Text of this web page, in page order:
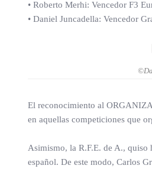
• Roberto Merhi: Vencedor F3
• Daniel Juncadella: Vencedor
El reconocimiento al
en aquellas competiciones que
Asimismo, la R.F.E. de A., quiso
español. De este modo, Carlos